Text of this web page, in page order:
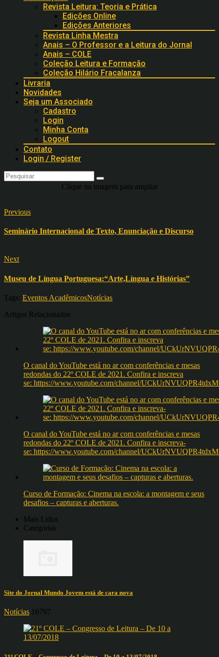
Revista Leitura: Teoria e Prática
Edições Online
Edições Anteriores
Revista Linha Mestra
Anais – O Professor e a Leitura do Jornal
Anais – COLE
Coleção Leitura e Formação
Coleção Hilário Fracalanza
Livraria
Novidades
Seja um Associado
Cadastro
Login
Minha Conta
Logout
Contato
Login / Register
Clique na imagem para ampliar
Previous
Seminário Internacional de Texto, Enunciação e Discurso
Next
Museu de Língua Portuguesa:“Arte,Língua e Histórias”
Tags: Eventos AcadêmicosNotícias
Artigos Relacionados
O canal do YouTube está no ar com conferências e mesas
redondas do 22º COLE de 2021. Confira e inscreva
se: https://www.youtube.com/channel/
O canal do YouTube está no ar com conferências e mesas
redondas do 22º COLE de 2021. Confira e inscreva-
se: https://www.youtube.com/channel/
Curso de Formação: Cinema na escola: a montagem e seus
desafios – capturas e aberturas.
Mais Lidos
Categorias
Site do Jornal Mundo Jovem está de cara nova
Notícias 16797